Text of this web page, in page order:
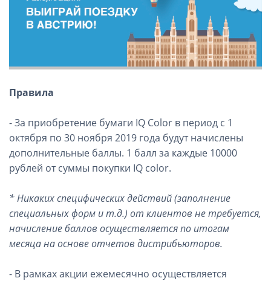
Правила
- За приобретение бумаги IQ Color в период с 1
октября по 30 ноября 2019 года будут начислены
дополнительные баллы. 1 балл за каждые 10000
рублей от суммы покупки IQ color.
* Никаких специфических действий (заполнение
специальных форм и т.д.) от клиентов не требуется,
начисление баллов осуществляется по итогам
месяца на основе отчетов дистрибьюторов.
- В рамках акции ежемесячно осуществляется